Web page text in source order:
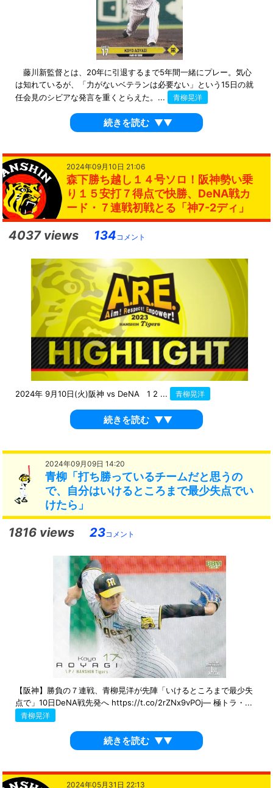
藤川新監督とは、20年に引退するまで5年間一緒にプレー。気心
は知れているが、「力がないベテランは必要ない」という15日の就
任会見のシビアな発言を重くとらえた。...
青柳晃洋
続きを読む ▼▼
2024年09月10日 21:06
森下勝ち越し１４号ソロ！阪神勢い乗
り１５安打７得点で快勝、DeNA戦カ
ード・７連戦初戦とる「神7-2ディ」
4037 views 134コメント
2024年 9月10日(火)阪神 vs DeNA 1 2 ... 青柳晃洋
続きを読む ▼▼
2024年09月09日 14:20
青柳「打ち勝っているチームだと思うの
で、自分はいけるところまで最少失点でい
けたら」
1816 views 23コメント
【阪神】勝負の７連戦、青柳晃洋が先陣「いけるところまで最少失
点で」10日DeNA戦先発へ https://t.co/2rZNx9vPOj— 極トラ・...
青柳晃洋
続きを読む ▼▼
2024年05月31日 22:13